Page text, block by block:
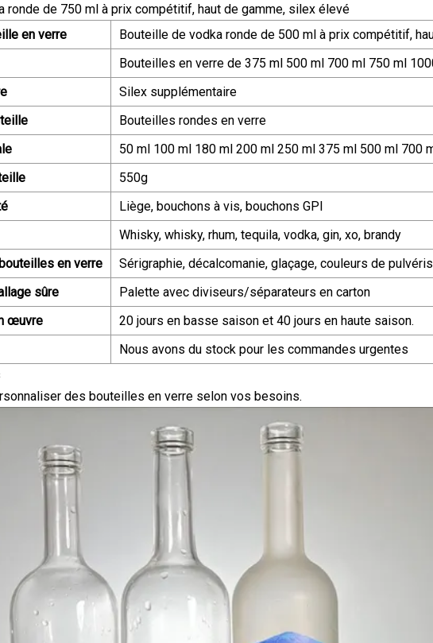
ronde de 750 ml à prix compétitif, haut de gamme, silex élevé
en verre
Bouteille de vodka ronde de 500 ml à prix compétitif,
Bouteilles en verre de 375 ml 500 ml 700 ml 750 ml
Silex supplémentaire
Bouteilles rondes en verre
50 ml 100 ml 180 ml 200 ml 250 ml 375 ml 500 ml 700
550g
Liège, bouchons à vis, bouchons GPI
Whisky, whisky, rhum, tequila, vodka, gin, xo, brandy
en verre
Sérigraphie, décalcomanie, glaçage, couleurs de
sûre
Palette avec diviseurs/séparateurs en carton
œuvre
20 jours en basse saison et 40 jours en haute saison.
Nous avons du stock pour les commandes urgentes
des bouteilles en verre selon vos besoins.